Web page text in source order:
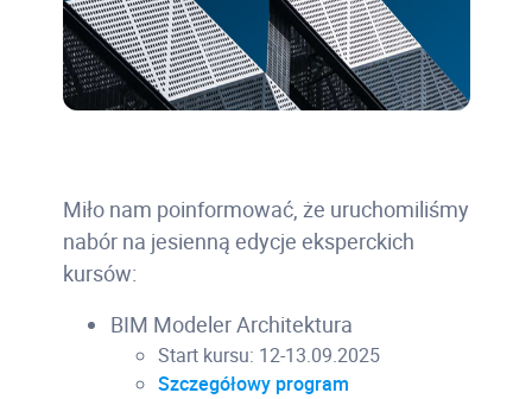
Miło nam poinformować, że uruchomiliśmy
nabór na jesienną edycje eksperckich
kursów:
BIM Modeler Architektura
Start kursu: 12-13.09.2025
Szczegółowy program